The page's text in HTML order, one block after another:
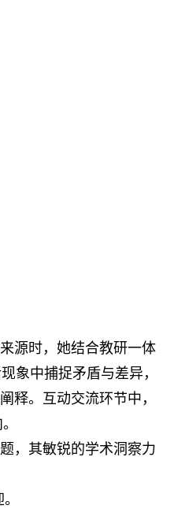
源时，她结合教研一体
象中捕捉矛盾与差异，
释。互动交流环节中，
，其敏锐的学术洞察力